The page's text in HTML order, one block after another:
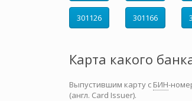
301126 301166
Карта какого
Выпустившим карту с БИН-
(англ. Card Issuer).